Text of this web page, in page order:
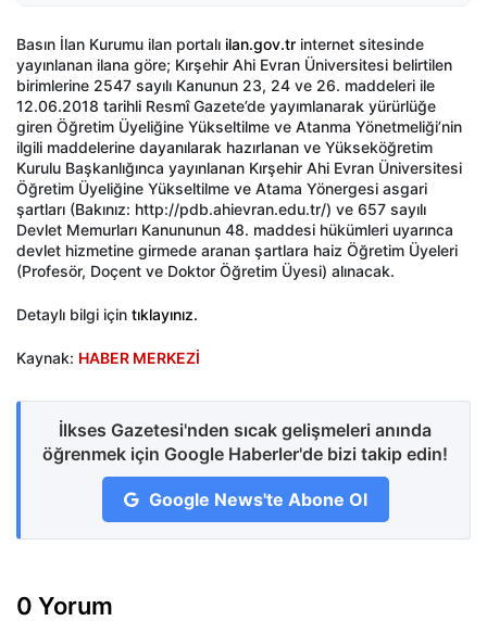
Basın İlan Kurumu ilan portalı ilan.gov.tr internet sitesinde
yayınlanan ilana göre; Kırşehir Ahi Evran Üniversitesi belirtilen
birimlerine 2547 sayılı Kanunun 23, 24 ve 26. maddeleri ile
12.06.2018 tarihli Resmî Gazete’de yayımlanarak yürürlüğe
giren Öğretim Üyeliğine Yükseltilme ve Atanma Yönetmeliği’nin
ilgili maddelerine dayanılarak hazırlanan ve Yükseköğretim
Kurulu Başkanlığınca yayınlanan Kırşehir Ahi Evran Üniversitesi
Öğretim Üyeliğine Yükseltilme ve Atama Yönergesi asgari
şartları (Bakınız: http://pdb.ahievran.edu.tr/) ve 657 sayılı
Devlet Memurları Kanununun 48. maddesi hükümleri uyarınca
devlet hizmetine girmede aranan şartlara haiz Öğretim Üyeleri
(Profesör, Doçent ve Doktor Öğretim Üyesi) alınacak.
Detaylı bilgi için tıklayınız.
Kaynak: HABER MERKEZİ
İlkses Gazetesi'nden sıcak gelişmeleri anında
öğrenmek için Google Haberler'de bizi takip edin!
Google News'te Abone Ol
0 Yorum